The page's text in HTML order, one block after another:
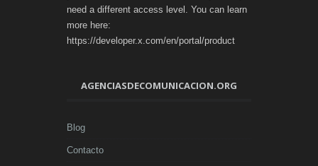
need a different access level. You can learn
more here:
https://developer.x.com/en/portal/product
AGENCIASDECOMUNICACION.ORG
Blog
Contacto